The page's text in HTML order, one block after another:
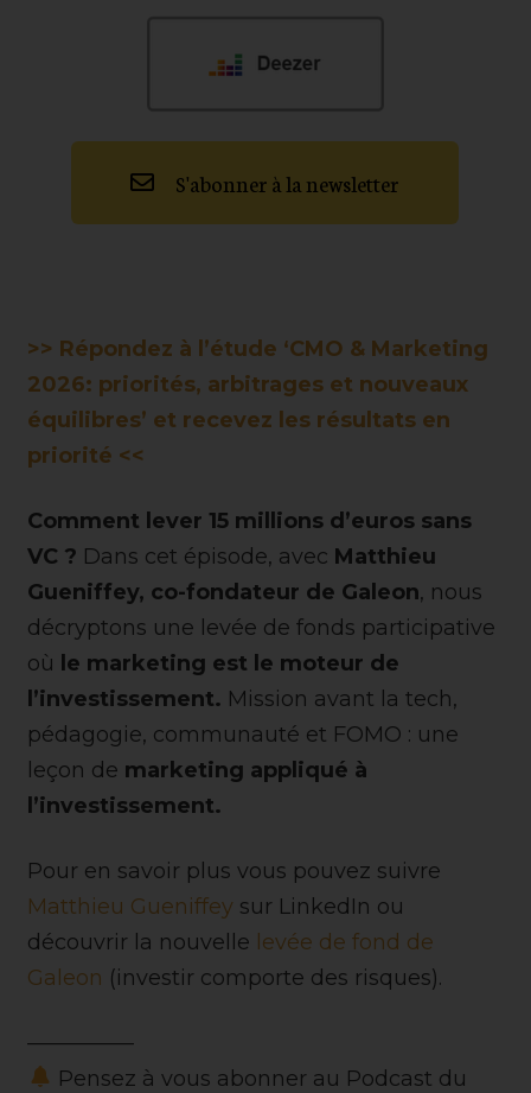
S'abonner à la newsletter
>> Répondez à l’étude ‘CMO & Marketing
2026: priorités, arbitrages et nouveaux
équilibres’ et recevez les résultats en
priorité <<
Comment lever 15 millions d’euros sans
VC ? Dans cet épisode, avec Matthieu
Gueniffey, co-fondateur de Galeon, nous
décryptons une levée de fonds participative
où le marketing est le moteur de
l’investissement. Mission avant la tech,
pédagogie, communauté et FOMO : une
leçon de marketing appliqué à
l’investissement.
Pour en savoir plus vous pouvez suivre
Matthieu Gueniffey sur LinkedIn ou
découvrir la nouvelle levée de fond de
Galeon (investir comporte des risques).
—————
Pensez à vous abonner au Podcast du